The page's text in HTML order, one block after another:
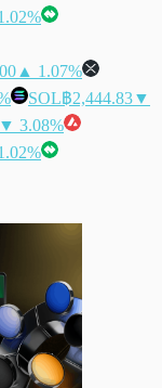
▲ 1.07%
SOL฿2,444.83▼
▼ 3.08%